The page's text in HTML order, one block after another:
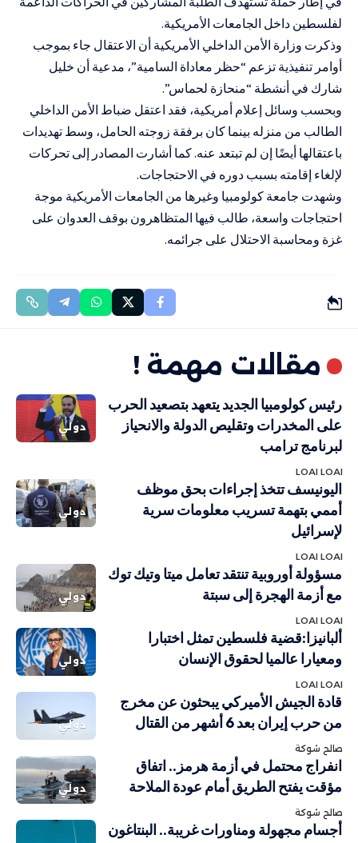
لفلسطين داخل الجامعات الأمريكية.
وذكرت وزارة الأمن الداخلي الأمريكية أن الاعتقال جاء بموجب
أوامر تنفيذية تزعم “حظر معاداة السامية”، مدعية أن خليل
شارك في أنشطة “منحازة لحماس”.
وبحسب وسائل إعلام أمريكية، فقد اعتقل ضباط الأمن الداخلي
الطالب من منزله بينما كان برفقة زوجته الحامل، وسط تهديدات
باعتقالها أيضًا إن لم تبتعد عنه. كما أشارت المصادر إلى تحركات
لإلغاء إقامته بسبب دوره في الاحتجاجات.
وشهدت جامعة كولومبيا وغيرها من الجامعات الأمريكية موجة
احتجاجات واسعة، طالب فيها المتظاهرون بوقف العدوان على
غزة ومحاسبة الاحتلال على جرائمه.
مقالات مهمة !
دولي
رئيس كولومبيا الجديد يتعهد بتصعيد الحرب
على المخدرات وتقليص الدولة والانحياز
لبرنامج ترامب
LOAI LOAI
دولي
اليونيسف تتخذ إجراءات بحق موظف
أممي بتهمة تسريب معلومات سرية
لإسرائيل
LOAI LOAI
دولي
مسؤولة أوروبية تنتقد تعامل ميتا وتيك توك
مع أزمة الهجرة إلى سبتة
LOAI LOAI
دولي
ألبانيزا:قضية فلسطين تمثل اختبارا
ومعيارا عالميا لحقوق الإنسان
LOAI LOAI
دولي
قادة الجيش الأميركي يبحثون عن مخرج
من حرب إيران بعد 6 أشهر من القتال
صالح شوكة
دولي
انفراج محتمل في أزمة هرمز.. اتفاق
مؤقت يفتح الطريق أمام عودة الملاحة
صالح شوكة
أجسام مجهولة ومناورات غريبة.. البنتاغون